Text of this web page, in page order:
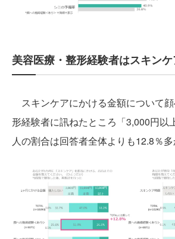
美容医療・整形経験者はスキン
スキンケアにかける金額について
形経験者に訊ねたところ「3,000円以
人の割合は回答者全体よりも12.8％多